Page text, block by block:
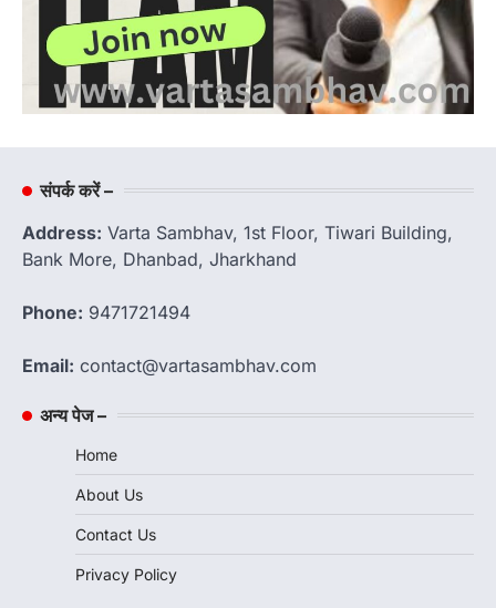
संपर्क करें –
Address: Varta Sambhav, 1st Floor, Tiwari Building,
Bank More, Dhanbad, Jharkhand
Phone: 9471721494
Email: contact@vartasambhav.com
अन्य पेज –
Home
About Us
Contact Us
Privacy Policy